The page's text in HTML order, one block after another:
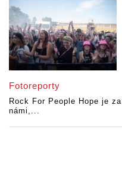
Fotoreporty
Rock For People Hope je za
námi,...